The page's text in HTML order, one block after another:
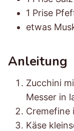
1 Prise
etwas
Anleitung
Zucchini
Messer in
Cremefine
Käse